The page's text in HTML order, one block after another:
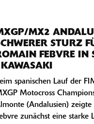
MX2
STURZ
FEBVRE IN
| KAWASAKI
spanischen Lauf der
Motocross
(Andalusien) zeigte
zunächst eine starke